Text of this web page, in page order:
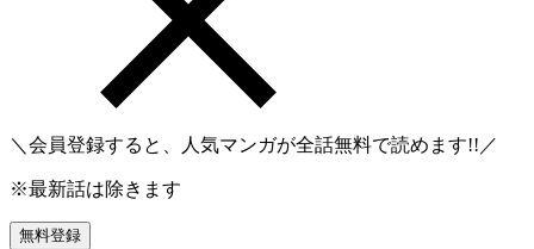
＼会員登録すると、人気マンガが全話無料で読めます!!／
※最新話は除きます
無料登録